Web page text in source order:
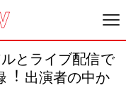
とライブ配信で
︕ 出演者の中か